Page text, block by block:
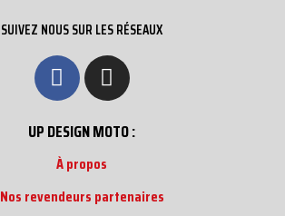
SUIVEZ NOUS SUR LES RÉSEAUX
UP DESIGN MOTO :
À propos
Nos revendeurs partenaires